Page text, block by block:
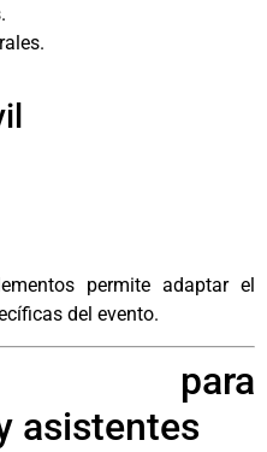
permite adaptar el
del evento.
para
asistentes